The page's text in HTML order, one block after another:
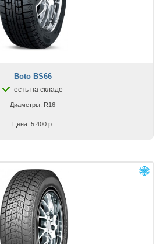
Boto BS66
есть на складе
Диаметры: R16
Цена: 5 400 р.